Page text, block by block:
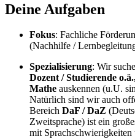
Deine Aufgaben
Fokus: Fachliche
(Nachhilfe /
Spezialisierung: Wir
Dozent / Studierende
Mathe auskennen (u.U.
Natürlich sind wir auch
Bereich DaF / DaZ
Zweitsprache) ist ein
mit Sprachschwierigkeiten